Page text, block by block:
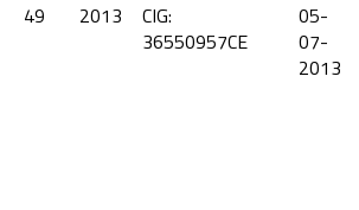
49
2013
CIG:
36550957CE
05-
07-
2013